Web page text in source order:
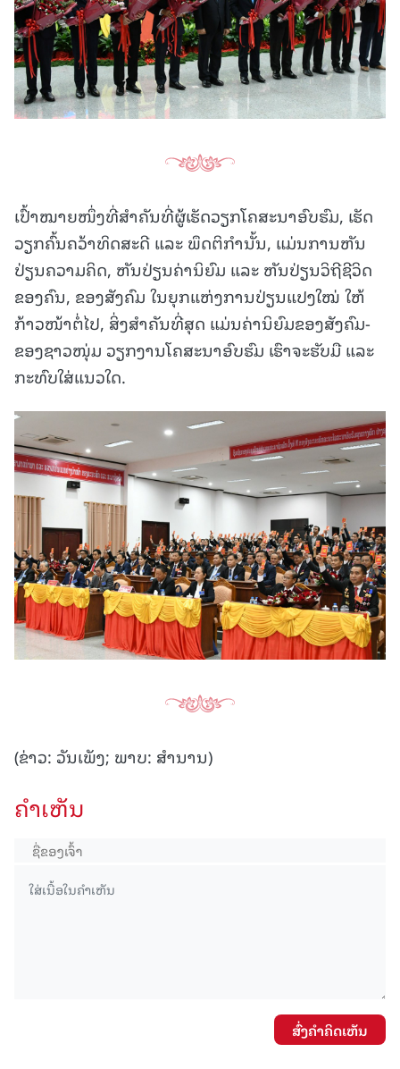
ເປົ້າໝາຍໜຶ່ງທີ່ສຳຄັນທີ່ຜູ້ເຮັດວຽກໂຄສະນາອົບຮົມ, ເຮັດ
ວຽກຄົ້ນຄວ້າທິດສະດີ ແລະ ພຶດຕິກຳນັ້ນ, ແມ່ນການຫັນ
ປ່ຽນຄວາມຄິດ, ຫັນປ່ຽນຄ່ານິຍົມ ແລະ ຫັນປ່ຽນວິຖີຊີວິດ
ຂອງຄົນ, ຂອງສັງຄົມ ໃນຍຸກແຫ່ງການປ່ຽນແປງໃໝ່ ໃຫ້
ກ້າວໜ້າຕໍ່ໄປ, ສິ່ງສຳຄັນທີ່ສຸດ ແມ່ນຄ່ານິຍົມຂອງສັງຄົມ-
ຂອງຊາວໜຸ່ມ ວຽກງານໂຄສະນາອົບຮົມ ເຮົາຈະຮັບມື ແລະ
ກະທົບໃສ່ແນວໃດ.
(ຂ່າວ: ວັນເພັງ; ພາບ: ສໍານານ)
ຄໍາເຫັນ
ສົ່ງຄໍາຄິດເຫັນ